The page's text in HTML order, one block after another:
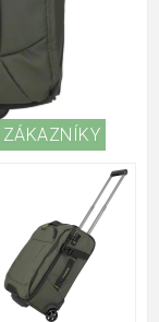
ZÁKAZNÍKY